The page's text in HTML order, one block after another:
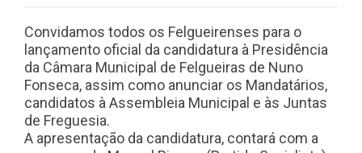
Convidamos todos os Felgueirenses para o
lançamento oficial da candidatura à Presidência
da Câmara Municipal de Felgueiras de Nuno
Fonseca, assim como anunciar os Mandatários,
candidatos à Assembleia Municipal e às Juntas
de Freguesia.
A apresentação da candidatura, contará com a